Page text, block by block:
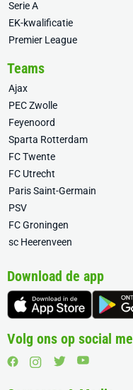
Serie A
EK-kwalificatie
Premier League
Teams
Ajax
PEC Zwolle
Feyenoord
Sparta Rotterdam
FC Twente
FC Utrecht
Paris Saint-Germain
PSV
FC Groningen
sc Heerenveen
Download de app
Volg ons op social